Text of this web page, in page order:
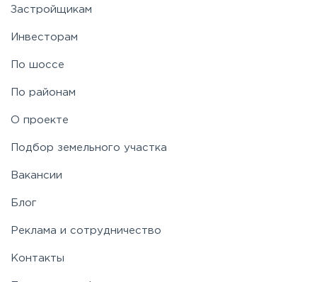
Застройщикам
Инвесторам
По шоссе
По районам
О проекте
Подбор земельного участка
Вакансии
Блог
Реклама и сотрудничество
Контакты